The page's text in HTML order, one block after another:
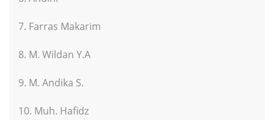
7. Farras Makarim
8. M. Wildan Y.A
9. M. Andika S.
10. Muh. Hafidz